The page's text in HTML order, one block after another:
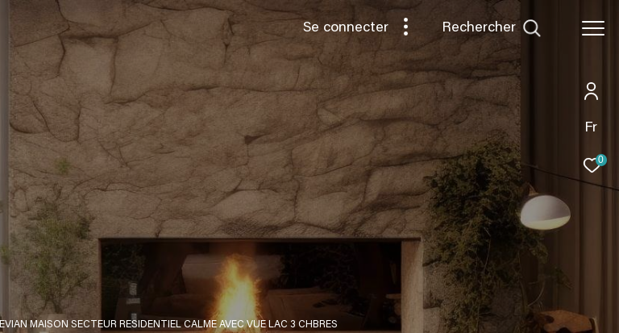
Fr
0
Se connecter rechercher
EVIAN MAISON SECTEUR RESIDENTIEL CALME AVEC VUE LAC 3 CHBRES